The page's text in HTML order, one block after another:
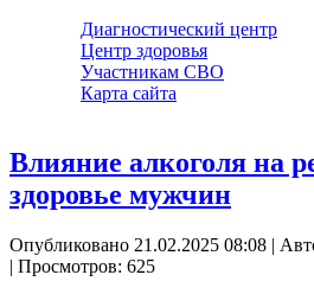
Диагностический центр
Центр здоровья
Участникам СВО
Карта сайта
Влияние алкоголя на
здоровье мужчин
Опубликовано 21.02.2025 08:08 |
| Просмотров: 625